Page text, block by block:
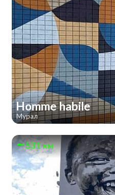
Homme habile
Мурал
531 км